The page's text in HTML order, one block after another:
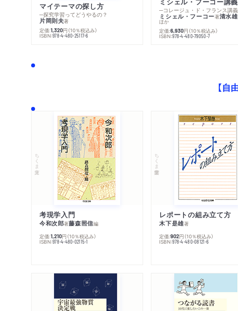
マイテーマの探し方
─探究学習ってどうやるの？
片岡則夫著
定価:1,320円 （10％税込み）
ISBN:978-4-480-25117-6
ミシェル・フーコー著清水
ほか
定価:6,930円 （10％税込み）
ISBN:978-4-480-79050-7
【
ちくま文庫
考現学入門
今和次郎著藤森照信編
定価:1,210円 （10％税込み）
ISBN:978-4-480-02115-1
ちくま学芸文庫
レポートの組み立て方
木下是雄著
定価:902円 （10％税込み）
ISBN:978-4-480-08121-6